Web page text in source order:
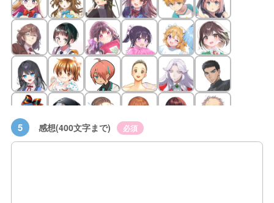
5 感想(400文字まで) 必須